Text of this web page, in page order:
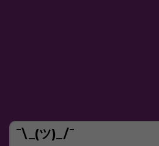
¯\_(ツ)_/¯